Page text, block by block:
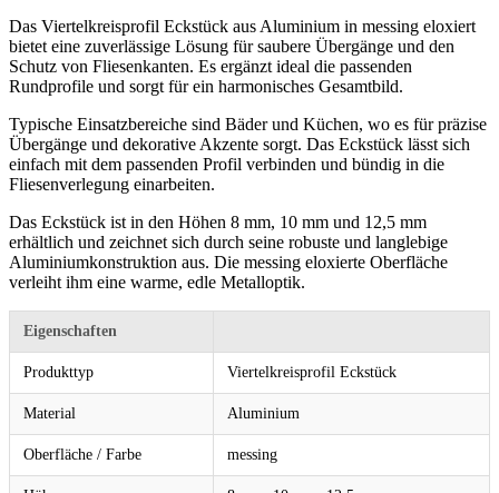
Das Viertelkreisprofil Eckstück aus Aluminium in messing eloxiert
bietet eine zuverlässige Lösung für saubere Übergänge und den
Schutz von Fliesenkanten. Es ergänzt ideal die passenden
Rundprofile und sorgt für ein harmonisches Gesamtbild.
Typische Einsatzbereiche sind Bäder und Küchen, wo es für präzise
Übergänge und dekorative Akzente sorgt. Das Eckstück lässt sich
einfach mit dem passenden Profil verbinden und bündig in die
Fliesenverlegung einarbeiten.
Das Eckstück ist in den Höhen 8 mm, 10 mm und 12,5 mm
erhältlich und zeichnet sich durch seine robuste und langlebige
Aluminiumkonstruktion aus. Die messing eloxierte Oberfläche
verleiht ihm eine warme, edle Metalloptik.
Eigenschaften
Produkttyp Viertelkreisprofil Eckstück
Material Aluminium
Oberfläche / Farbe messing